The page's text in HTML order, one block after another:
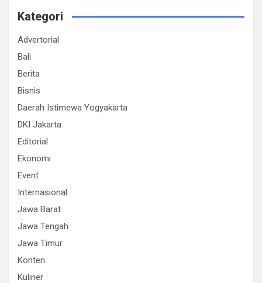
Kategori
Advertorial
Bali
Berita
Bisnis
Daerah Istimewa Yogyakarta
DKI Jakarta
Editorial
Ekonomi
Event
Internasional
Jawa Barat
Jawa Tengah
Jawa Timur
Konten
Kuliner